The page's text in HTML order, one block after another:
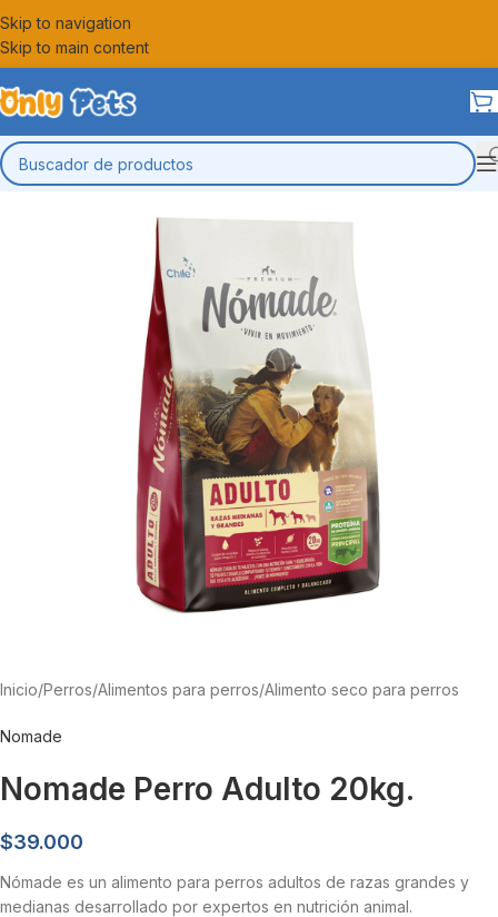
Skip to navigation
Skip to main content
Inicio/Perros/Alimentos para perros/Alimento seco para perros
Nomade
Nomade Perro Adulto 20kg.
$39.000
Nómade es un alimento para perros adultos de razas grandes y
medianas desarrollado por expertos en nutrición animal.